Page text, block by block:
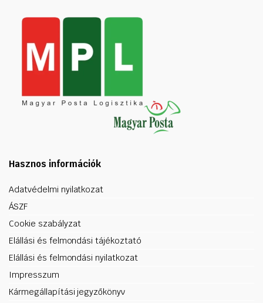
Hasznos információk
Adatvédelmi nyilatkozat
ÁSZF
Cookie szabályzat
Elállási és felmondási tájékoztató
Elállási és felmondási nyilatkozat
Impresszum
Kármegállapítási jegyzőkönyv